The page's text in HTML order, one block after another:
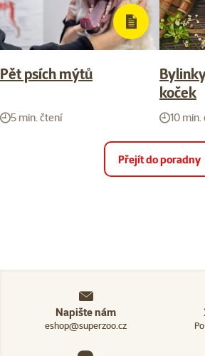
Pět psích mýtů
5 min. čtení
koček
10
Přejít do poradny
Napište nám
eshop@superzoo.cz